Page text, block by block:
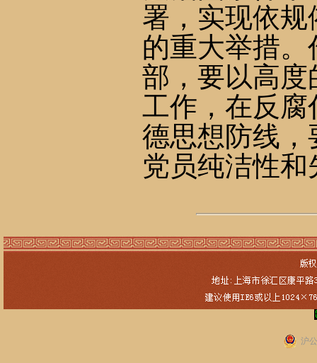
署，实现依
的重大举措。
部，要以高
工作，在反
德思想防线
党员纯洁性和
沪